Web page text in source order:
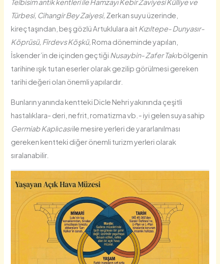
Telbisim antik kentleri ile Hamzayı Kebir Zaviyesi Külliye ve
Türbesi, Cihangir Bey Zaiyesi, Zerkan suyu üzerinde,
kireçtaşından, beş gözlü Artuklulara ait Kızıltepe- Dunyasır-
Köprüsü, Firdevs Köşkü, Roma döneminde yapılan,
İskender’in de içinden geçtiği Nusaybin- Zafer Takıbölgenin
tarihine ışık tutan eserler olarak gezilip görülmesi gereken
tarihi değeri olan önemli yapılardır.
Bunların yanında kentteki Dicle Nehri yakınında çeşitli
hastalıklara- deri, nefrit, romatizma vb.- iyi gelen suya sahip
Germiab Kaplıcasıile mesire yerleri de yararlanılması
gereken kentteki diğer önemli turizm yerleri olarak
sıralanabilir.